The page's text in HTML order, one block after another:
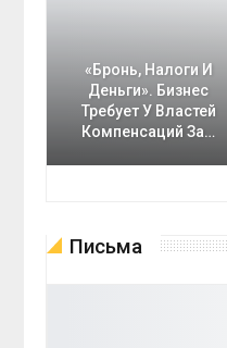
«Бронь, Налоги И
Деньги». Бизнес
Требует У Властей
Компенсаций За…
Письма